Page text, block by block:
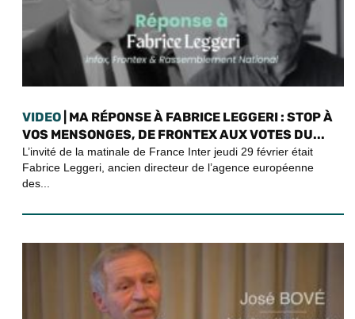
VIDEO | MA RÉPONSE À FABRICE LEGGERI : STOP À
VOS MENSONGES, DE FRONTEX AUX VOTES DU...
L’invité de la matinale de France Inter jeudi 29 février était
Fabrice Leggeri, ancien directeur de l’agence européenne
des...